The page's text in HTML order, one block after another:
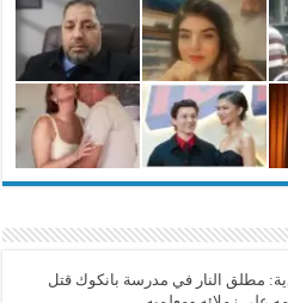
مطلق النار في مدرسة بانكوك قتل